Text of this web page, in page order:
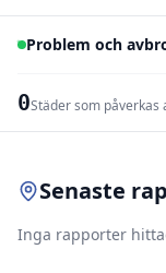
Problem och
0Städer som
Senaste
Inga rapporter